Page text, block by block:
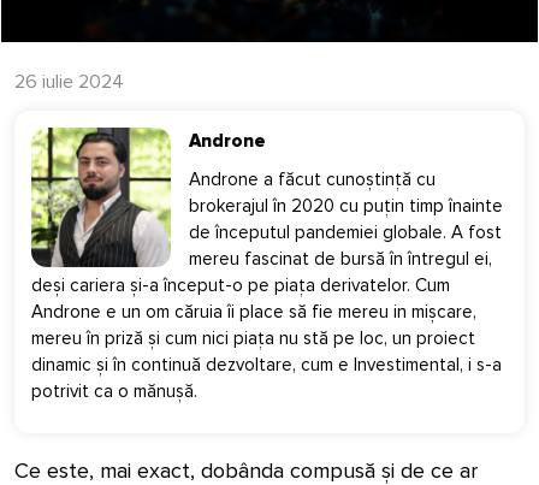
26 iulie 2024
Androne
Androne a făcut cunoștință cu
brokerajul în 2020 cu puțin timp înainte
de începutul pandemiei globale. A fost
mereu fascinat de bursă în întregul ei,
deși cariera și-a început-o pe piața derivatelor. Cum
Androne e un om căruia îi place să fie mereu in mișcare,
mereu în priză și cum nici piața nu stă pe loc, un proiect
dinamic și în continuă dezvoltare, cum e Investimental, i s-a
potrivit ca o mănușă.
Ce este, mai exact, dobânda compusă și de ce ar